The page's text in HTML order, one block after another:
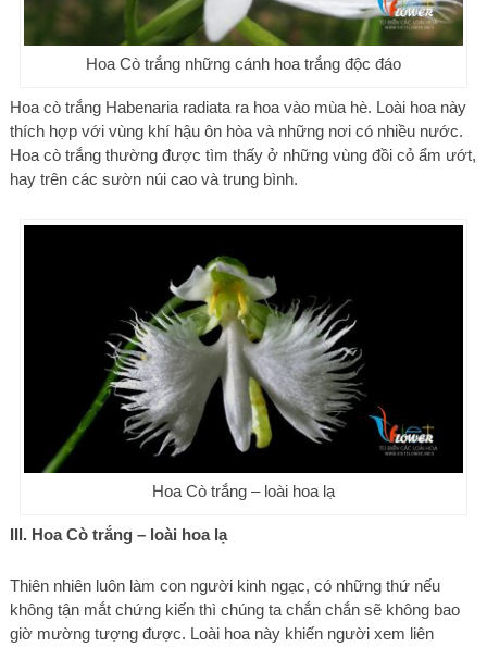
Hoa Cò trắng những cánh hoa trắng độc đáo
Hoa cò trắng Habenaria radiata ra hoa vào mùa hè. Loài hoa này
thích hợp với vùng khí hậu ôn hòa và những nơi có nhiều nước.
Hoa cò trắng thường được tìm thấy ở những vùng đồi cỏ ẩm ướt,
hay trên các sườn núi cao và trung bình.
Hoa Cò trắng – loài hoa lạ
III. Hoa Cò trắng – loài hoa lạ
Thiên nhiên luôn làm con người kinh ngạc, có những thứ nếu
không tận mắt chứng kiến thì chúng ta chắn chắn sẽ không bao
giờ mường tượng được. Loài hoa này khiến người xem liên